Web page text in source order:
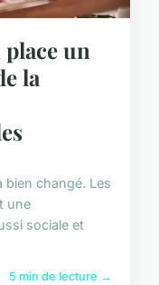
un
la
bien changé. Les
une
sociale et
5 min de lecture →